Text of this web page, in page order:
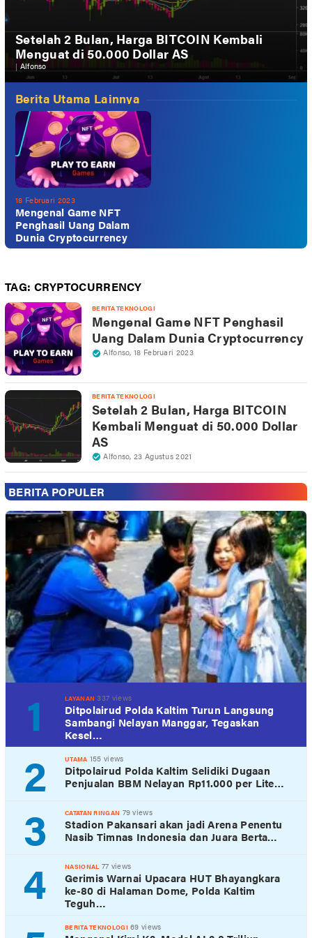
Setelah 2 Bulan, Harga BITCOIN Kembali
Menguat di 50.000 Dollar AS
| Alfonso
Berita Utama Lainnya
18 Februari 2023
Mengenal Game NFT
Penghasil Uang Dalam
Dunia Cryptocurrency
TAG: CRYPTOCURRENCY
BERITA TEKNOLOGI
Mengenal Game NFT Penghasil
Uang Dalam Dunia Cryptocurrency
Alfonso,18 Februari 2023
BERITA TEKNOLOGI
Setelah 2 Bulan, Harga BITCOIN
Kembali Menguat di 50.000 Dollar
AS
Alfonso,23 Agustus 2021
BERITA POPULER
1 LAYANAN 337 views
Ditpolairud Polda Kaltim Turun Langsung
Sambangi Nelayan Manggar, Tegaskan
Kesel…
2 UTAMA 155 views
Ditpolairud Polda Kaltim Selidiki Dugaan
Penjualan BBM Nelayan Rp11.000 per Lite…
3 CATATAN RINGAN 79 views
Stadion Pakansari akan jadi Arena Penentu
Nasib Timnas Indonesia dan Juara Berta…
4 NASIONAL 77 views
Gerimis Warnai Upacara HUT Bhayangkara
ke-80 di Halaman Dome, Polda Kaltim
Teguh…
BERITA TEKNOLOGI 69 views